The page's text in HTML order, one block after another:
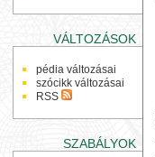
VÁLTOZÁSOK
pédia változásai
szócikk változásai
RSS
SZABÁLYOK